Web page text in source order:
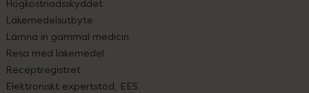
Högkostnadsskyddet
Läkemedelsutbyte
Lämna in gammal medicin
Resa med läkemedel
Receptregistret
Elektroniskt expertstöd, EES